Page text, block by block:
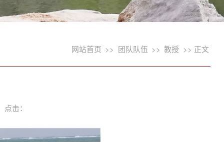
网站首页 >> 团队队伍 >> 教授 >> 正文
击：